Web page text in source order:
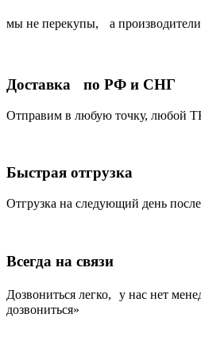
мы не перекупы, а
Доставка по РФ и СНГ
Отправим в любую точку, любой
Быстрая отгрузка
Отгрузка на следующий день
Всегда на связи
Дозвониться легко, у нас нет
дозвониться»